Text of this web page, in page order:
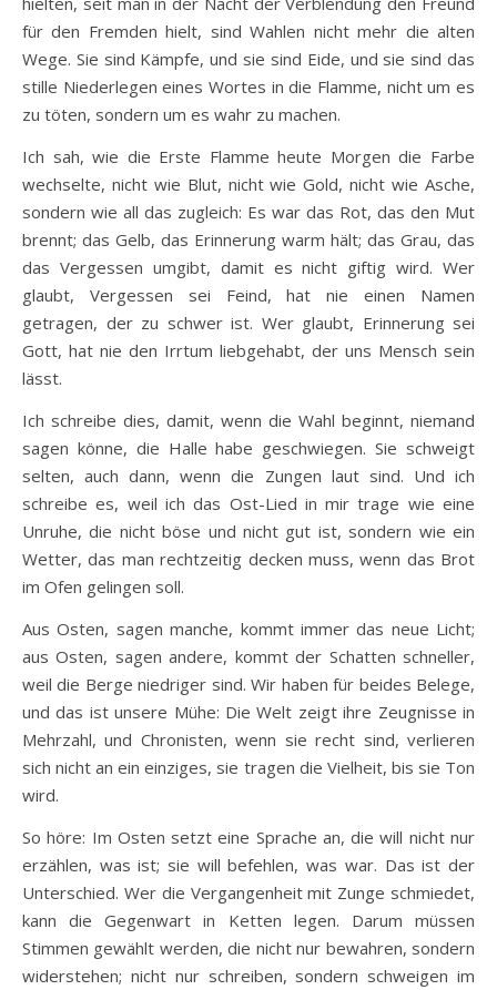
für den Fremden hielt, sind Wahlen nicht mehr die alten
Wege. Sie sind Kämpfe, und sie sind Eide, und sie sind das
stille Niederlegen eines Wortes in die Flamme, nicht um es
zu töten, sondern um es wahr zu machen.
Ich sah, wie die Erste Flamme heute Morgen die Farbe
wechselte, nicht wie Blut, nicht wie Gold, nicht wie Asche,
sondern wie all das zugleich: Es war das Rot, das den Mut
brennt; das Gelb, das Erinnerung warm hält; das Grau, das
das Vergessen umgibt, damit es nicht giftig wird. Wer
glaubt, Vergessen sei Feind, hat nie einen Namen
getragen, der zu schwer ist. Wer glaubt, Erinnerung sei
Gott, hat nie den Irrtum liebgehabt, der uns Mensch sein
lässt.
Ich schreibe dies, damit, wenn die Wahl beginnt, niemand
sagen könne, die Halle habe geschwiegen. Sie schweigt
selten, auch dann, wenn die Zungen laut sind. Und ich
schreibe es, weil ich das Ost-Lied in mir trage wie eine
Unruhe, die nicht böse und nicht gut ist, sondern wie ein
Wetter, das man rechtzeitig decken muss, wenn das Brot
im Ofen gelingen soll.
Aus Osten, sagen manche, kommt immer das neue Licht;
aus Osten, sagen andere, kommt der Schatten schneller,
weil die Berge niedriger sind. Wir haben für beides Belege,
und das ist unsere Mühe: Die Welt zeigt ihre Zeugnisse in
Mehrzahl, und Chronisten, wenn sie recht sind, verlieren
sich nicht an ein einziges, sie tragen die Vielheit, bis sie Ton
wird.
So höre: Im Osten setzt eine Sprache an, die will nicht nur
erzählen, was ist; sie will befehlen, was war. Das ist der
Unterschied. Wer die Vergangenheit mit Zunge schmiedet,
kann die Gegenwart in Ketten legen. Darum müssen
Stimmen gewählt werden, die nicht nur bewahren, sondern
widerstehen; nicht nur schreiben, sondern schweigen im